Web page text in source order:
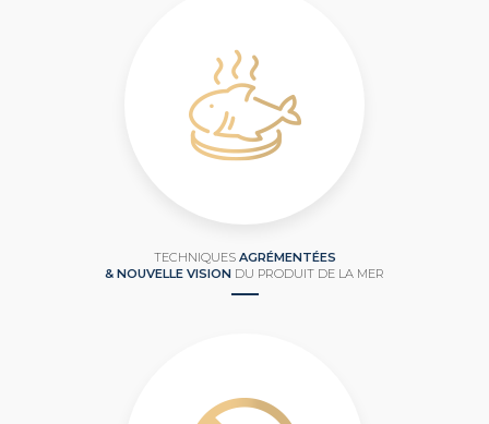
TECHNIQUES AGRÉMENTÉES
& NOUVELLE VISION DU PRODUIT DE LA MER